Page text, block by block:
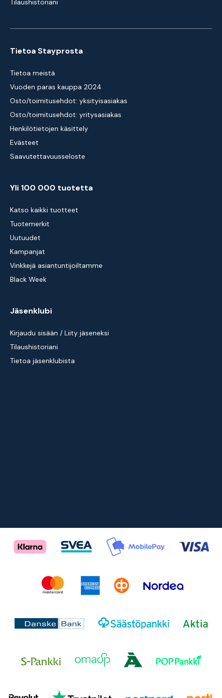
Tilaushistoriani
Tietoa Stayprosta
Tietoa meistä
Vuoden paras kauppa 2024
Osto/toimitusehdot: yksityisasiakas
Osto/toimitusehdot: yritysasiakas
Henkilötietojen käsittely
Evästeet
Saavutettavuusseloste
Yli 100 000 tuotetta
Katso kaikki tuotteet
Tuotemerkit
Uutuudet
Kampanjat
Vinkkejä asiantuntijoiltamme
Black Week
Jäsenklubi
Kirjaudu sisään / Liity jäseneksi
Tilaushistoriani
Tietoa jäsenklubista